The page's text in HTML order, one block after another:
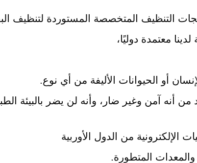
التنظيف المتخصصة المستوردة لتنظيف
معتمدة دوليًا،
أو الحيوانات الأليفة من أي نوع.
أنه آمن وغير ضار، وأنه لن يضر بالبيئة
الإلكترونية من الدول الأوربية
المتطورة.